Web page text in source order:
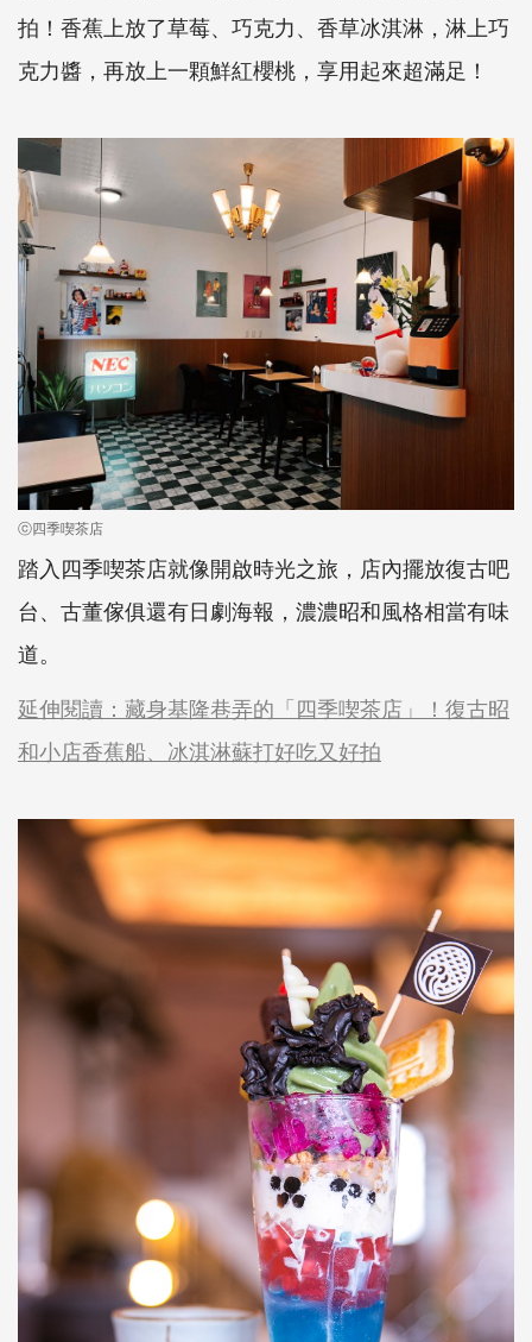
拍！香蕉上放了草莓、巧克力、香草冰淇淋，淋上巧
克力醬，再放上一顆鮮紅櫻桃，享用起來超滿足！
ⓒ四季喫茶店
踏入四季喫茶店就像開啟時光之旅，店內擺放復古吧
台、古董傢俱還有日劇海報，濃濃昭和風格相當有味
道。
延伸閱讀：藏身基隆巷弄的「四季喫茶店」！復古昭
和小店香蕉船、冰淇淋蘇打好吃又好拍